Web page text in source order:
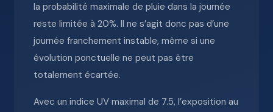
la probabilité maximale de pluie dans la journée
reste limitée à 20%. Il ne s’agit donc pas d’une
journée franchement instable, même si une
évolution ponctuelle ne peut pas être
totalement écartée.
Avec un indice UV maximal de 7.5, l’exposition au